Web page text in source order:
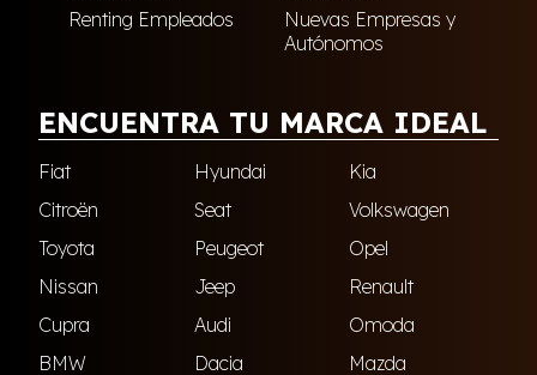
Renting Empleados
Nuevas Empresas y
Autónomos
ENCUENTRA TU MARCA IDEAL
Fiat Hyundai
Kia
Citroën
Seat
Volkswagen
Toyota
Peugeot
Opel
Nissan
Jeep
Renault
Cupra
Audi
Omoda
BMW
Dacia Mazda